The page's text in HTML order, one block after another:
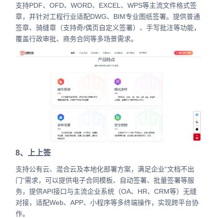
支持PDF、OFD、WORD、EXCEL、WPS等主流文件格式签
章，并针对工程行业适配DWG、BIM专业图纸签署。提供普通
签章、骑缝章（支持奇/偶页自定义签署）、手写批注等功能，
覆盖行政审批、商务合同等多场景需求。
8、上上签
支持公有云、混合云及本地化部署方案，满足企业“文档不出
门”需求，可以提供电子合同模板、自动签署、批量签署等服
务，提供API接口与主流企业系统（OA、HR、CRM等）无缝
对接，适配Web、APP、小程序等多终端操作，实现跨平台协
作。